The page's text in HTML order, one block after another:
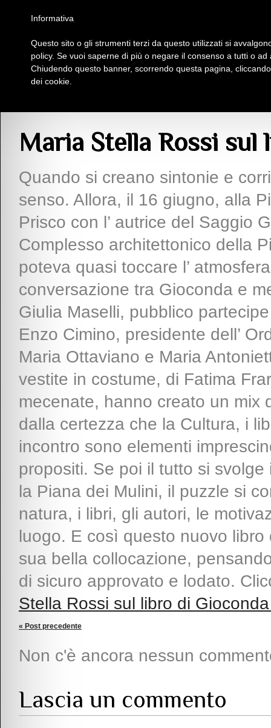
Insieme Per La Cultura
Maria Stella Rossi
Quando si creano sintonie e
senso. Allora, il 16 giugno, alla
Prisco con l’ autrice del Saggio
Complesso architettonico della
poteva quasi toccare l’
conversazione tra Gioconda e
Giulia Maselli, pubblico
Enzo Cimino, presidente dell’
Maria Ottaviano e Maria
vestite in costume, di Fatima
mecenate, hanno creato un mix
dalla certezza che la Cultura, i
incontro sono elementi
propositi. Se poi il tutto si
la Piana dei Mulini, il puzzle si
natura, i libri, gli autori, le
luogo. E così questo nuovo
sua bella collocazione,
di sicuro approvato e lodato.
Stella Rossi sul libro di
« Post precedente
Non c'è ancora nessun
Lascia un commento
Informativa
Questo sito o gli strumenti terzi da questo utilizzati si
policy. Se vuoi saperne di più o negare il consenso a tutti o
Chiudendo questo banner, scorrendo questa pagina,
dei cookie.